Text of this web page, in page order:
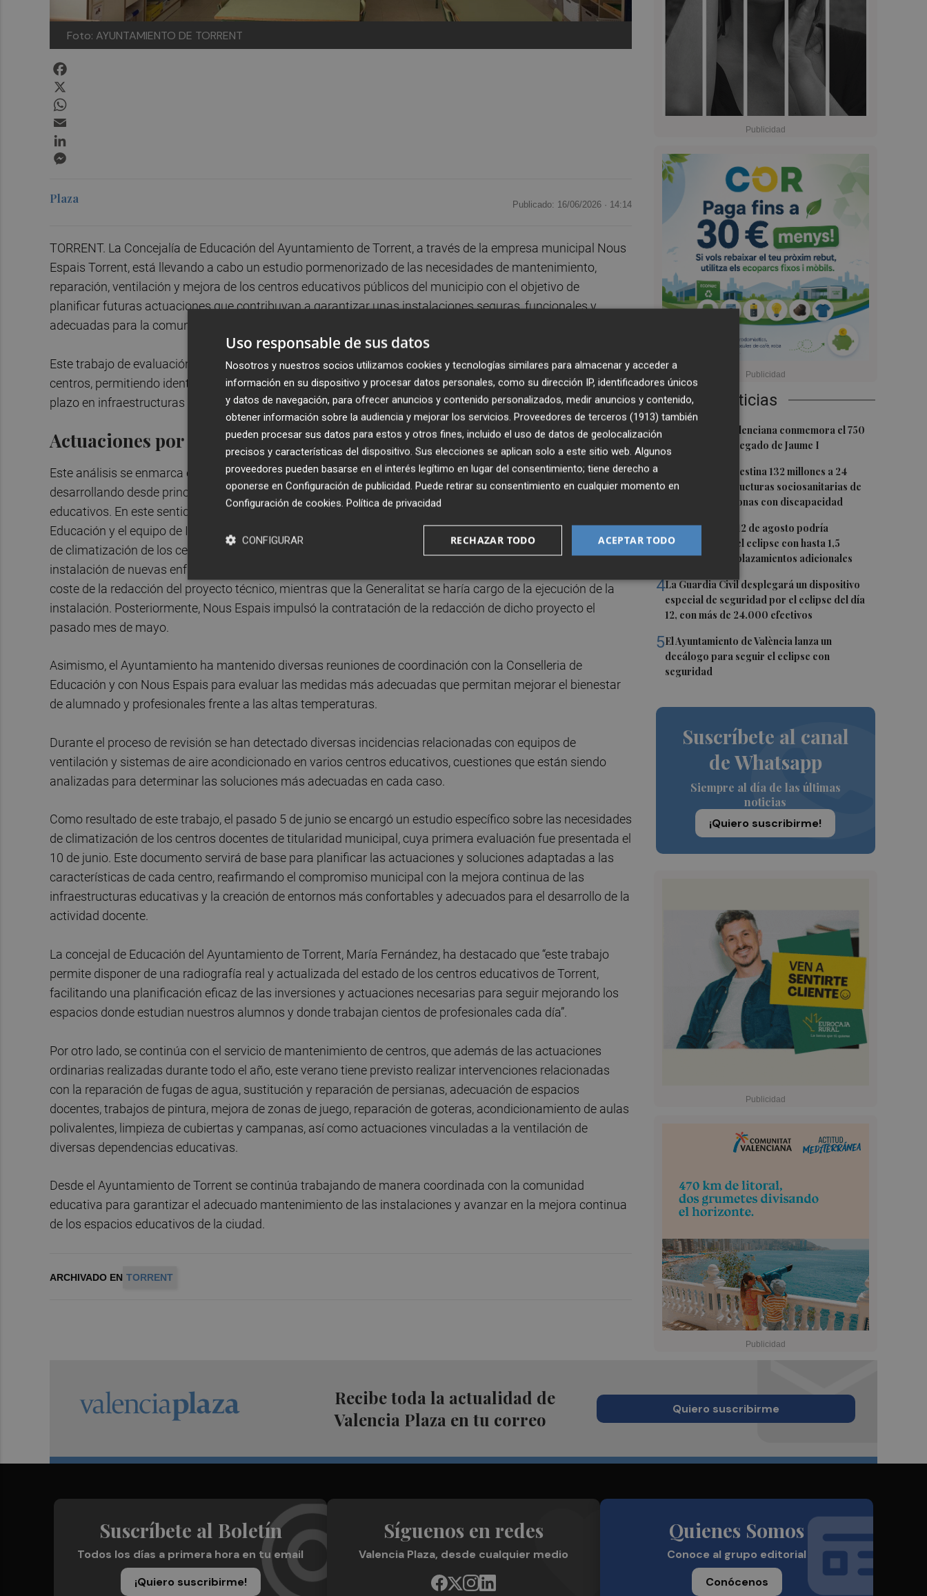
Foto: AYUNTAMIENTO DE TORRENT
Últimas Noticias
1
La Biblioteca Valenciana conmemora el 750
aniversario del legado de Jaume I
2
La Generalitat destina 132 millones a 24
nuevas infraestructuras sociosanitarias de
mayores y personas con discapacidad
3La movilidad el 12 de agosto podría
duplicarse por el eclipse con hasta 1,5
millones de desplazamientos adicionales
4La Guardia Civil desplegará un dispositivo
especial de seguridad por el eclipse del día
12, con más de 24.000 efectivos
5El Ayuntamiento de València lanza un
decálogo para seguir el eclipse con
seguridad
Suscríbete al canal
de Whatsapp
Siempre al día de las últimas
noticias
¡Quiero suscribirme!
Plaza Publicado: 16/06/2026 · 14:14
TORRENT. La Concejalía de Educación del Ayuntamiento de Torrent, a través de la empresa municipal Nous
Espais Torrent, está llevando a cabo un estudio pormenorizado de las necesidades de mantenimiento,
reparación, ventilación y mejora de los centros educativos públicos del municipio con el objetivo de
planificar futuras actuaciones que contribuyan a garantizar unas instalaciones seguras, funcionales y
adecuadas para la comunidad educativa.
Este trabajo de evaluación se está desarrollando en coordinación con los equipos directivos de los distintos
centros, permitiendo identificar tanto incidencias de carácter urgente como necesidades de mejora a medio
plazo en infraestructuras y equipamientos.
Actuaciones por parte de la Concejalía de Educación
Este análisis se enmarca en el trabajo que la Concejalía de Educación del Ayuntamiento de Torrent viene
desarrollando desde principios de año para mejorar las condiciones de confort térmico en los centros
educativos. En este sentido, el pasado mes de enero se mantuvo una reunión con la Dirección Territorial de
Educación y el equipo de Infraestructuras Educativas para abordar, entre otras cuestiones, las necesidades
de climatización de los centros de Torrent. Fruto de estos contactos, se retomó el proyecto para la
instalación de nuevas enfriadoras en el CEE La Encarnación, acordándose que el Ayuntamiento asumiría el
coste de la redacción del proyecto técnico, mientras que la Generalitat se haría cargo de la ejecución de la
instalación. Posteriormente, Nous Espais impulsó la contratación de la redacción de dicho proyecto el
pasado mes de mayo.
Asimismo, el Ayuntamiento ha mantenido diversas reuniones de coordinación con la Conselleria de
Educación y con Nous Espais para evaluar las medidas más adecuadas que permitan mejorar el bienestar
de alumnado y profesionales frente a las altas temperaturas.
Durante el proceso de revisión se han detectado diversas incidencias relacionadas con equipos de
ventilación y sistemas de aire acondicionado en varios centros educativos, cuestiones que están siendo
analizadas para determinar las soluciones más adecuadas en cada caso.
Como resultado de este trabajo, el pasado 5 de junio se encargó un estudio específico sobre las necesidades
de climatización de los centros docentes de titularidad municipal, cuya primera evaluación fue presentada el
10 de junio. Este documento servirá de base para planificar las actuaciones y soluciones adaptadas a las
características de cada centro, reafirmando el compromiso municipal con la mejora continua de las
infraestructuras educativas y la creación de entornos más confortables y adecuados para el desarrollo de la
actividad docente.
La concejal de Educación del Ayuntamiento de Torrent, María Fernández, ha destacado que “este trabajo
permite disponer de una radiografía real y actualizada del estado de los centros educativos de Torrent,
facilitando una planificación eficaz de las inversiones y actuaciones necesarias para seguir mejorando los
espacios donde estudian nuestros alumnos y donde trabajan cientos de profesionales cada día”.
Por otro lado, se continúa con el servicio de mantenimiento de centros, que además de las actuaciones
ordinarias realizadas durante todo el año, este verano tiene previsto realizar intervenciones relacionadas
con la reparación de fugas de agua, sustitución y reparación de persianas, adecuación de espacios
docentes, trabajos de pintura, mejora de zonas de juego, reparación de goteras, acondicionamiento de aulas
polivalentes, limpieza de cubiertas y campanas, así como actuaciones vinculadas a la ventilación de
diversas dependencias educativas.
Desde el Ayuntamiento de Torrent se continúa trabajando de manera coordinada con la comunidad
educativa para garantizar el adecuado mantenimiento de las instalaciones y avanzar en la mejora continua
de los espacios educativos de la ciudad.
ARCHIVADO EN TORRENT
Recibe toda la actualidad de
Valencia Plaza en tu correo
Quiero suscribirme
Suscríbete al Boletín
Todos los días a primera hora en tu email
¡Quiero suscribirme!
Síguenos en redes
Valencia Plaza, desde cualquier medio
Quienes Somos
Conoce al grupo editorial
Conócenos
Uso responsable de sus datos
Nosotros y nuestros socios utilizamos cookies y tecnologías similares para almacenar y acceder a
información en su dispositivo y procesar datos personales, como su dirección IP, identificadores únicos
y datos de navegación, para ofrecer anuncios y contenido personalizados, medir anuncios y contenido,
obtener información sobre la audiencia y mejorar los servicios. Proveedores de terceros (1913) también
pueden procesar sus datos para estos y otros fines, incluido el uso de datos de geolocalización
precisos y características del dispositivo. Sus elecciones se aplican solo a este sitio web. Algunos
proveedores pueden basarse en el interés legítimo en lugar del consentimiento; tiene derecho a
oponerse en Configuración de publicidad. Puede retirar su consentimiento en cualquier momento en
Configuración de cookies. Política de privacidad
ACEPTAR TODO
RECHAZAR TODO
CONFIGURAR